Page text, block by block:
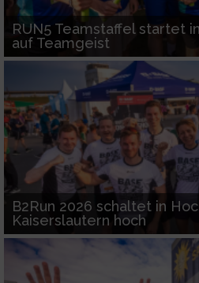
RUN5 Teamstaffel startet
auf Teamgeist
B2Run 2026 schaltet in
Kaiserslautern hoch